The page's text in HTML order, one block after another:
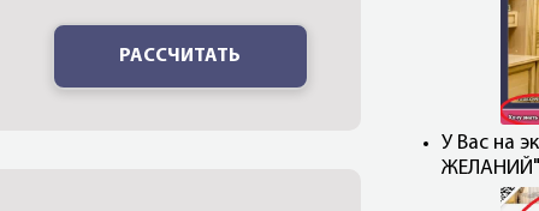
У Вас на
ЖЕЛАНИЙ"
РАССЧИТАТЬ